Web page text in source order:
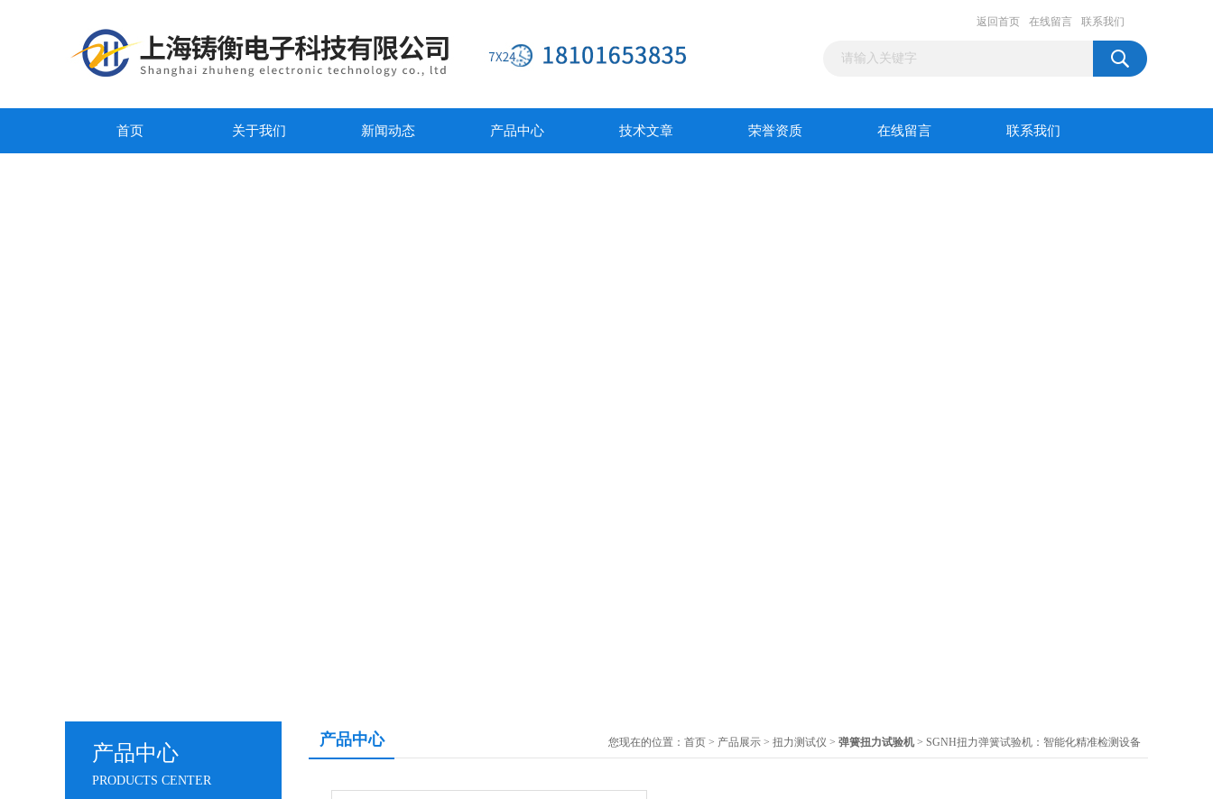
返回首页 在线留言 联系我们
首页 关于我们 新闻动态 产品中心 技术文章 荣誉资质 在线留言 联系我们
产品中心
PRODUCTS CENTER
产品中心 您现在的位置： 首页 > 产品展示 > 扭力测试仪 > 弹簧扭力试验机 > SGNH扭力弹簧试验机：智能化精准检测设备